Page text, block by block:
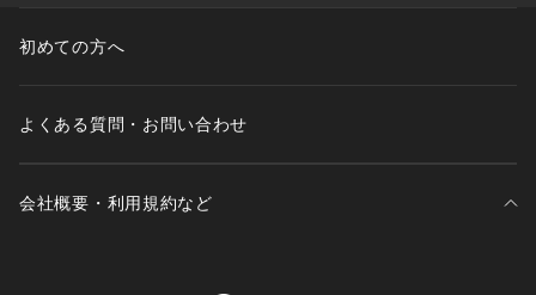
初めての方へ
よくある質問・お問い合わせ
会社概要・利用規約など